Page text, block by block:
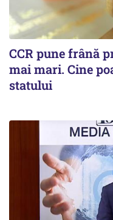
CCR pune frână
mai mari. Cine
statului